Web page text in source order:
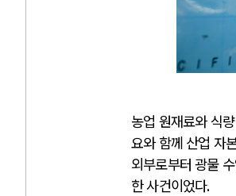
농업 원재료와 식
요와 함께 산업 자
외부로부터 광물
한 사건이었다.